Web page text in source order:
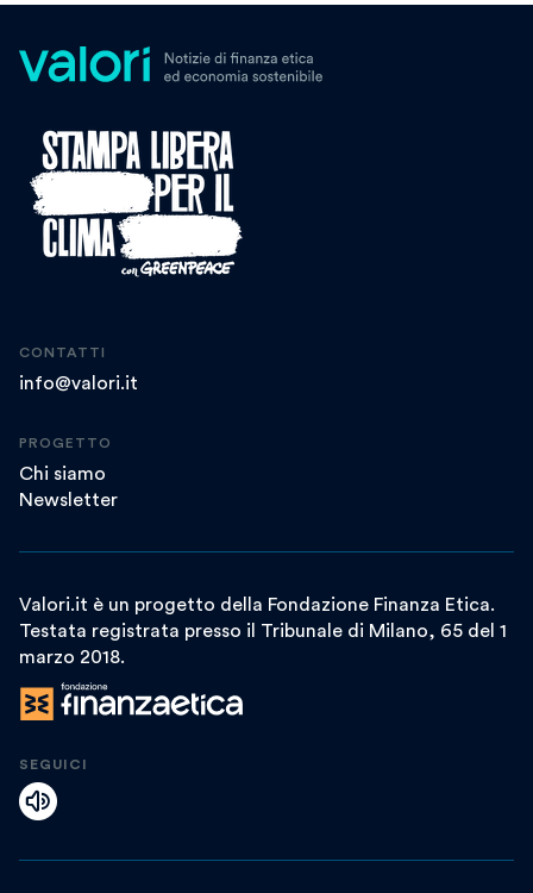
CONTATTI
info@valori.it
PROGETTO
Chi siamo
Newsletter
Valori.it è un progetto della Fondazione Finanza Etica.
Testata registrata presso il Tribunale di Milano, 65 del 1
marzo 2018.
SEGUICI